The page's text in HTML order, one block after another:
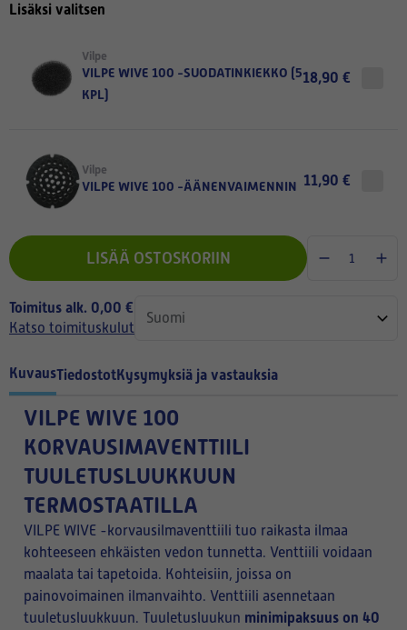
Lisäksi valitsen
Vilpe
VILPE WIVE 100 -SUODATINKIEKKO (5
KPL)
18,90 €
Vilpe
VILPE WIVE 100 -ÄÄNENVAIMENNIN 11,90 €
LISÄÄ OSTOSKORIIN
Toimitus alk. 0,00 €
Katso toimituskulut
KuvausTiedostotKysymyksiä ja vastauksia
VILPE WIVE 100
KORVAUSIMAVENTTIILI
TUULETUSLUUKKUUN
TERMOSTAATILLA
VILPE WIVE -korvausilmaventtiili tuo raikasta ilmaa
kohteeseen ehkäisten vedon tunnetta. Venttiili voidaan
maalata tai tapetoida. Kohteisiin, joissa on
painovoimainen ilmanvaihto. Venttiili asennetaan
tuuletusluukkuun. Tuuletusluukun minimipaksuus on 40